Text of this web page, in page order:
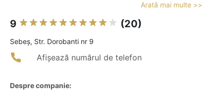
Arată mai multe >>
9 (20)
Sebeş, Str. Dorobanti nr 9
Afișează numărul de telefon
Despre companie: